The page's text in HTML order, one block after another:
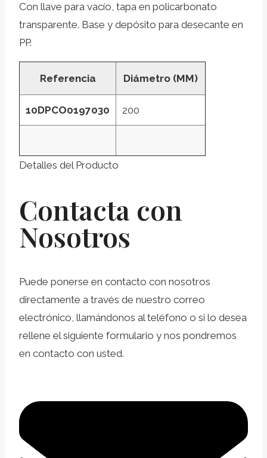
Con llave para vacío, tapa en policarbonato
transparente. Base y depósito para desecante en
PP.
Referencia Diámetro (MM)
10DPCO0197030 200
Detalles del Producto
Contacta con
Nosotros
Puede ponerse en contacto con nosotros
directamente a través de nuestro correo
electrónico, llamándonos al teléfono o si lo desea
rellene el siguiente formulario y nos pondremos
en contacto con usted.